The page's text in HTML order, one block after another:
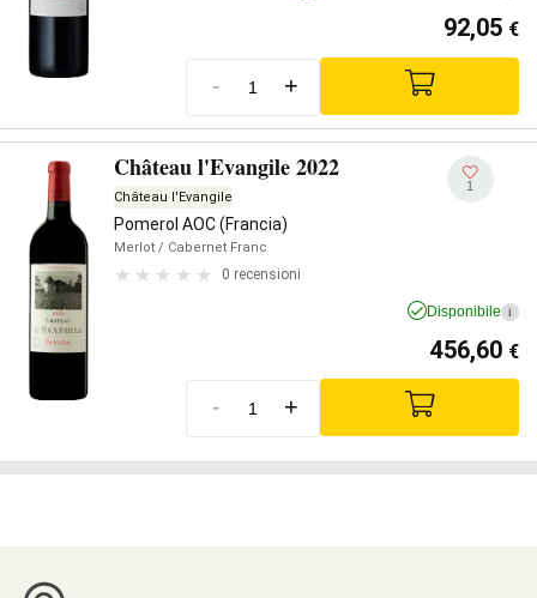
92,05 €
- +
Château l'Evangile 2022
Château l'Evangile
Pomerol AOC (Francia)
Merlot / Cabernet Franc
0 recensioni
1
Disponibile i
456,60 €
- +